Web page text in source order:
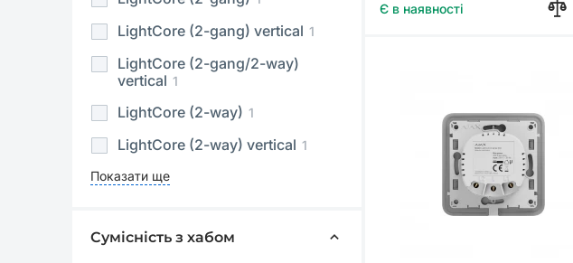
LightCore (2-gang) vertical 1
LightCore (2-gang/2-way)
vertical 1
LightCore (2-way) 1
LightCore (2-way) vertical 1
Показати ще
Сумісність з хабом
Є в наявності